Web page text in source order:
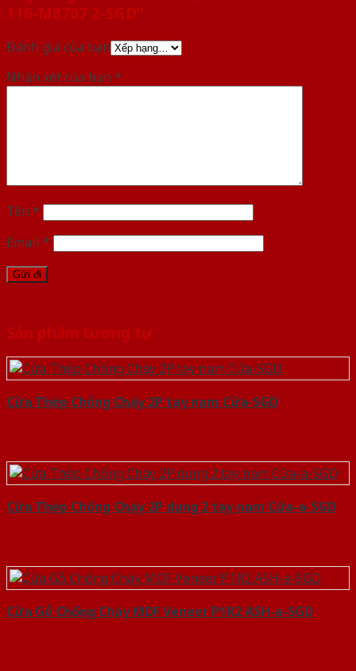
116-M8707 2-SGD”
Đánh giá của bạn
Nhận xét của bạn *
Tên *
Email *
Sản phẩm tương tự
Cửa Thép Chống Cháy 2P tay nam Cửa-SGD
Cửa Thép Chống Cháy 2P dung 2 tay nam Cửa-a-SGD
Cửa Gỗ Chống Cháy MDF Veneer P1R2 ASH-a-SGD